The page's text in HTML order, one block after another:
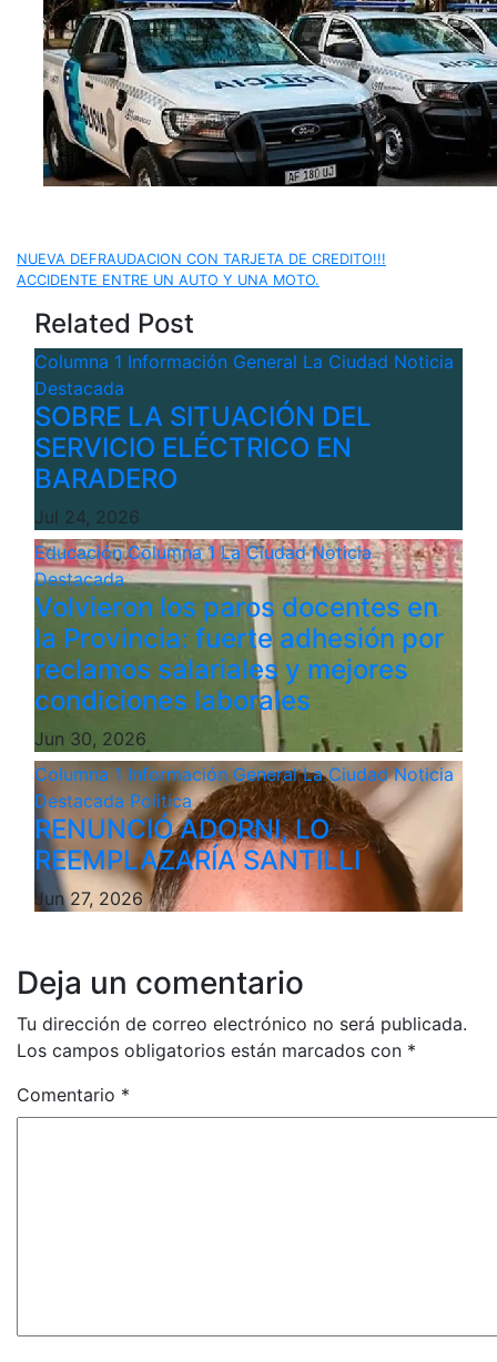
Navegación
de
entradas
NUEVA DEFRAUDACION CON TARJETA DE CREDITO!!!
ACCIDENTE ENTRE UN AUTO Y UNA MOTO.
Related Post
Columna 1 Información General La Ciudad Noticia
Destacada
SOBRE LA SITUACIÓN DEL
SERVICIO ELÉCTRICO EN
BARADERO
Jul 24, 2026
EducaciónColumna 1 La CiudadNoticia
Destacada
Volvieron los paros docentes en
la Provincia: fuerte adhesión por
reclamos salariales y mejores
condiciones laborales
Jun 30, 2026
Columna 1 Información GeneralLa CiudadNoticia
Destacada Politica
RENUNCIÓ ADORNI, LO
REEMPLAZARÍA SANTILLI
Jun 27, 2026
Deja un comentario
Tu dirección de correo electrónico no será publicada.
Los campos obligatorios están marcados con *
Comentario *